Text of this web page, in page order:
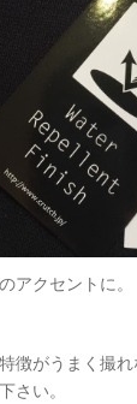
アクセントに。
徴がうまく撮
さい。